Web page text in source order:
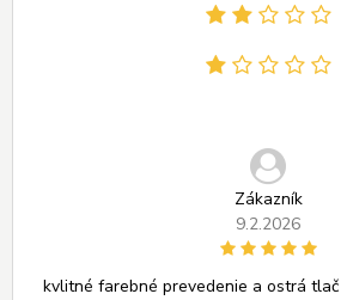
Zákazník
9.2.2026
kvlitné farebné prevedenie a ostrá tlač